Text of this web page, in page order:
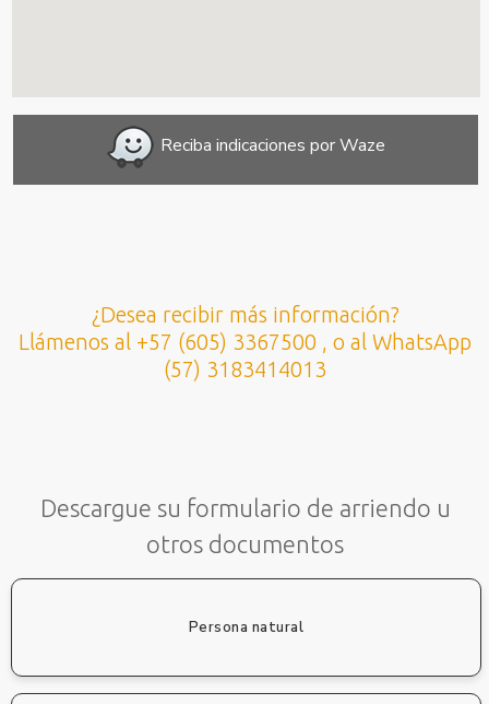
Reciba indicaciones por Waze
¿Desea recibir más información?
Llámenos al +57 (605) 3367500 , o al WhatsApp
(57) 3183414013
Descargue su formulario de arriendo u
otros documentos
Persona natural